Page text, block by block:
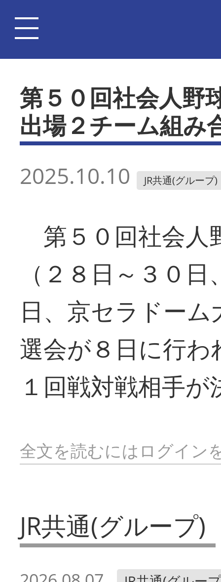
第５０回社会人
出場２チーム組み
2025.10.10 JR共通(グループ)
第５０回社会人
（２８日～３０
日、京セラドー
選会が８日に行
１回戦対戦相手
全文を読むにはログイン
JR共通(グループ)